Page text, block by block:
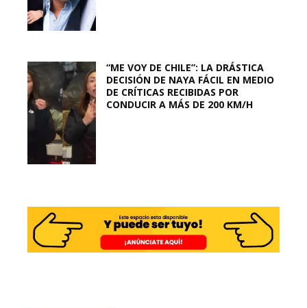
“ME VOY DE CHILE”: LA DRÁSTICA
DECISIÓN DE NAYA FÁCIL EN MEDIO
DE CRÍTICAS RECIBIDAS POR
CONDUCIR A MÁS DE 200 KM/H